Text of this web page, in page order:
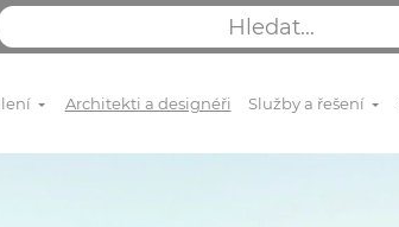
Architekti a designéři Služby a řešení